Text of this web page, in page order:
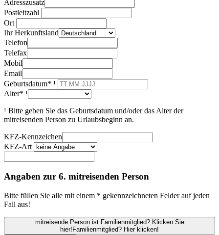
Adresszusatz
Postleitzahl
Ort
Ihr Herkunftsland
Telefon
Telefax
Mobil
Email
Geburtsdatum* ¹
Alter* ¹
¹ Bitte geben Sie das Geburtsdatum und/oder das Alter der
mitreisenden Person zu Urlaubsbeginn an.
KFZ-Kennzeichen
KFZ-Art
Angaben zur 6. mitreisenden Person
Bitte füllen Sie alle mit einem * gekennzeichneten Felder auf jeden
Fall aus!
mitreisende Person ist Familienmitglied? Klicken Sie
hier! Familienmitglied? Hier klicken!